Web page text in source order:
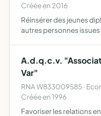
Créée en 2016
Réinsérer des jeunes
autres personnes
…
A.d.q.c.v.
Var"
RNA W833009585 ·
Créée en 1996
Favoriser les relations